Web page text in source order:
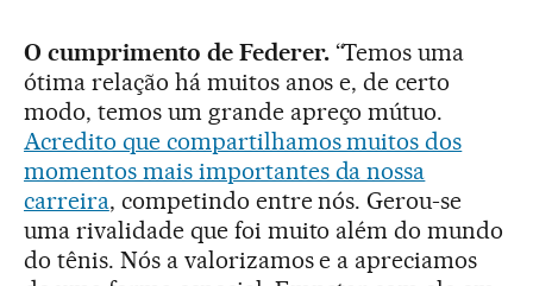
O cumprimento de Federer. “Temos uma
ótima relação há muitos anos e, de certo
modo, temos um grande apreço mútuo.
Acredito que compartilhamos muitos dos
momentos mais importantes da nossa
carreira, competindo entre nós. Gerou-se
uma rivalidade que foi muito além do mundo
do tênis. Nós a valorizamos e a apreciamos